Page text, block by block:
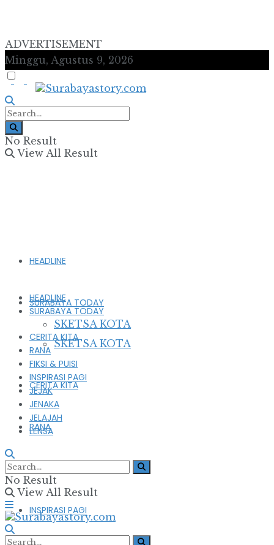
ADVERTISEMENT
Minggu, Agustus 9, 2026
No Result
View All Result
HEADLINE
SURABAYA TODAY
SKETSA KOTA
CERITA KITA
RANA
FIKSI & PUISI
INSPIRASI PAGI
HEADLINE
SURABAYA TODAY
SKETSA KOTA
CERITA KITA
RANA
FIKSI & PUISI
INSPIRASI PAGI
JEJAK
JENAKA
JELAJAH
LENSA
No Result
View All Result